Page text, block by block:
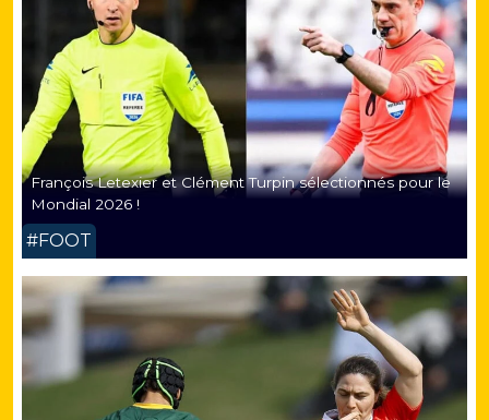
François Letexier et Clément Turpin sélectionnés pour le
Mondial 2026 !
#FOOT